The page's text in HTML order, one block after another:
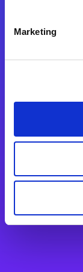
Marketing